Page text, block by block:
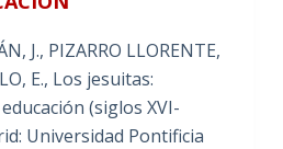
J., PIZARRO LLORENTE,
E., Los jesuitas:
(siglos XVI-
Universidad Pontificia